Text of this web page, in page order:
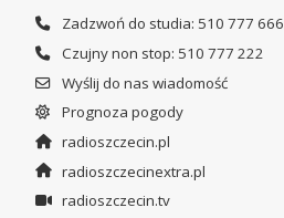
Zadzwoń do studia: 510 777 666
Czujny non stop: 510 777 222
Wyślij do nas wiadomość
Prognoza pogody
radioszczecin.pl
radioszczecinextra.pl
radioszczecin.tv